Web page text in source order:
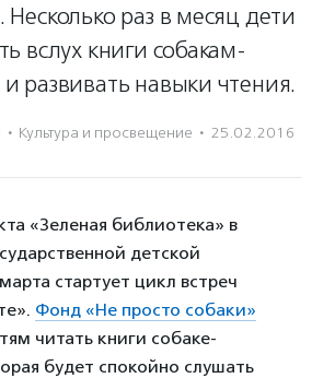
Несколько раз в месяц дети
вслух книги собакам-
развивать навыки чтения.
· Культура и просвещение · 25.02.2016
«Зеленая библиотека» в
детской
стартует цикл встреч
Фонд «Не просто собаки»
читать книги собаке-
будет спокойно слушать